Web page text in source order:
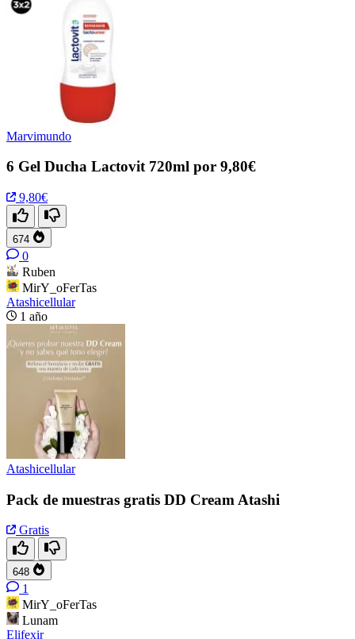
Marvimundo
6 Gel Ducha Lactovit 720ml por 9,80€
9,80€
674
0
Ruben
MirY_oFerTas
Atashicellular
1 año
Atashicellular
Pack de muestras gratis DD Cream Atashi
Gratis
648
1
MirY_oFerTas
Lunam
Elifexir